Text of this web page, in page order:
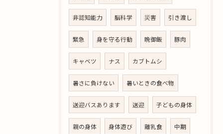
非認知能力 脳科学 災害 引き渡し
緊急 身を守る行動 晩御飯 豚肉
キャベツ ナス カブトムシ
暑さに負けない 暑いときの食べ物
送迎バスあります 送迎 子どもの身体
親の身体 身体遊び 離乳食 中期